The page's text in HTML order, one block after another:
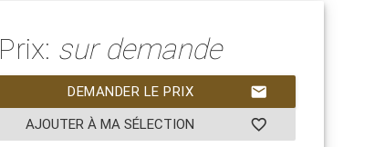
Prix: sur demande
mail
DEMANDER LE PRIX
favorite_border
AJOUTER À MA SÉLECTION